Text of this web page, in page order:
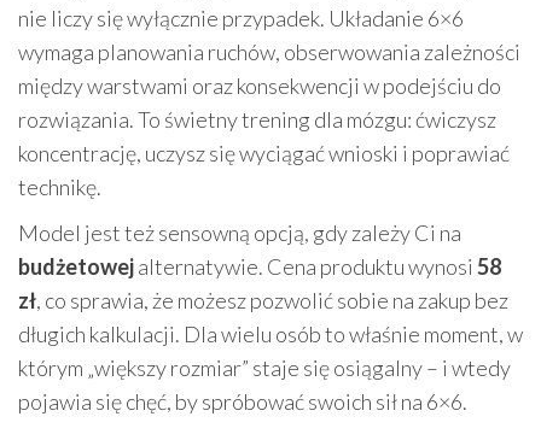
nie liczy się wyłącznie przypadek. Układanie 6×6
wymaga planowania ruchów, obserwowania zależności
między warstwami oraz konsekwencji w podejściu do
rozwiązania. To świetny trening dla mózgu: ćwiczysz
koncentrację, uczysz się wyciągać wnioski i poprawiać
technikę.
Model jest też sensowną opcją, gdy zależy Ci na
budżetowejalternatywie. Cena produktu wynosi 58
zł, co sprawia, że możesz pozwolić sobie na zakup bez
długich kalkulacji. Dla wielu osób to właśnie moment, w
którym „większy rozmiar” staje się osiągalny – i wtedy
pojawia się chęć, by spróbować swoich sił na 6×6.